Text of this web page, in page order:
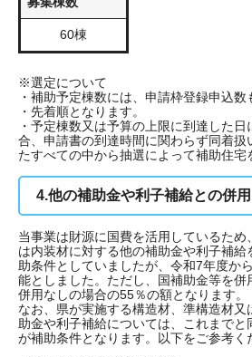
60棟
※選定について
・補助予定棟数には、申請枠登録申込数
・先着順となります。
・予定棟数又は予算の上限に到達した
合、申請書の到達時間に関わらず同着扱
たすべての中から抽選によって補助住宅
4.他の補助金や利子補給との併
当事業は財源に国費を活用しているため
は内装材に対する他の補助金や利子補
助条件としていましたが、令和7年度か
能としました。ただし、国補助金等を併
併用なしの場合の55％の額となります。
なお、県が実施する構造材、準構造材
助金や利子補給については、これまでと
が補助条件となります。以下をご参考く